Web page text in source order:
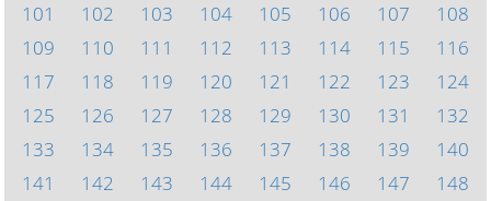
101
102 103 104 105 106 107
108
109
110 111 112 113 114 115
116
117
118 119 120 121 122 123
124
125
126 127 128 129 130 131
132
133
134 135 136 137 138 139
140
141
142 143 144 145 146 147
148